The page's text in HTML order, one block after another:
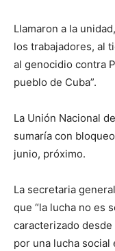
Llamaron a la
los trabajadores, al
al genocidio contra
pueblo de Cuba”.
La Unión Nacional
sumaría con
junio, próximo.
La secretaria
que “la lucha no es
caracterizado
por una lucha social